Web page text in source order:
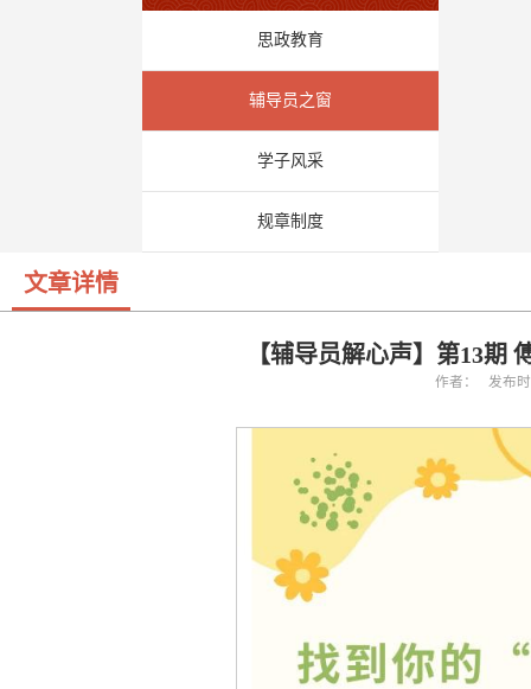
思政教育
辅导员之窗
学子风采
规章制度
文章详情
【辅导员解心声】第13期
作者： 发布